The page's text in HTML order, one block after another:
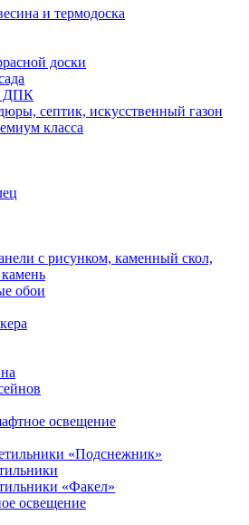
и термодоска
доски
ДПК
септик, искусственный газон
класса
с рисунком, каменный скол,
обои
освещение
«Подснежник»
«Факел»
освещение